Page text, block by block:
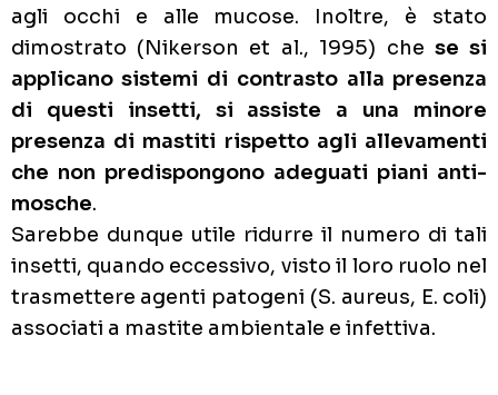
agli occhi e alle mucose. Inoltre, è stato
dimostrato (Nikerson et al., 1995) che se si
applicano sistemi di contrasto alla presenza
di questi insetti, si assiste a una minore
presenza di mastiti rispetto agli allevamenti
che non predispongono adeguati piani anti-
mosche.
Sarebbe dunque utile ridurre il numero di tali
insetti, quando eccessivo, visto il loro ruolo nel
trasmettere agenti patogeni (S. aureus, E. coli)
associati a mastite ambientale e infettiva.